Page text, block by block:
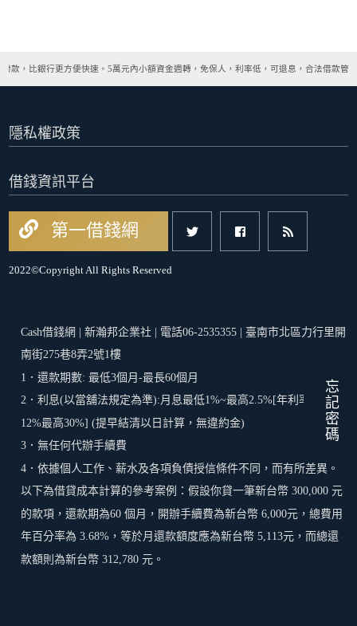
款，比銀行更方便快速。5萬元內小額資金週轉，免保人，利率低，可退息，合法借款
隱私權政策
借錢資訊平台
第一借錢網
2022©Copyright All Rights Reserved
Cash借錢網 | 新瀚邦企業社 | 電話06-2535355 | 臺南市北區力行里開
南街275巷8弄2號1樓
1．還款期數: 最低3個月-最長60個月
2．利息(以當舖法規定為準):月息最低1%~最高2.5%[年利率最低
12%最高30%] (提早結清以日計算，無違約金)
3．無任何代辦手續費
4．依據個人工作、薪水及各項負債授信條件不同，而有所差異。
以下為借貸成本計算的參考案例：假設你貸一筆新台幣 300,000 元
的款項，還款期為60 個月，開辦手續費為新台幣 6,000元，總費用
年百分率為 3.68%，等於月還款額度應為新台幣 5,113元，而總還
款額則為新台幣 312,780 元。
忘記密碼